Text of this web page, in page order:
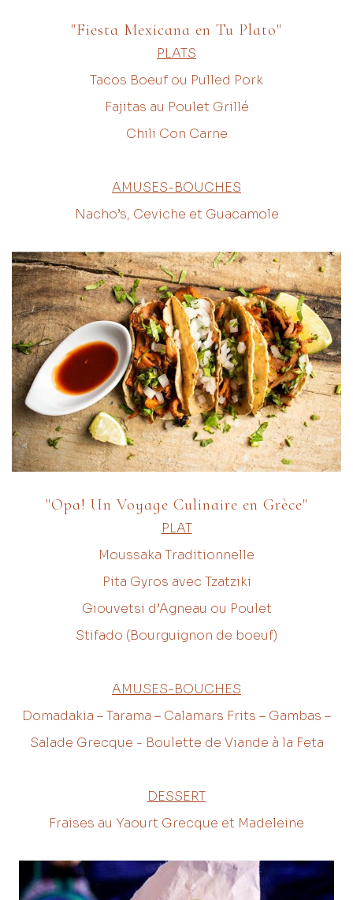
"Fiesta Mexicana en Tu Plato"
PLATS
Tacos Boeuf ou Pulled Pork
Fajitas au Poulet Grillé
Chili Con Carne
AMUSES-BOUCHES
Nacho’s, Ceviche et Guacamole
"Opa! Un Voyage Culinaire en Grèce"
PLAT
Moussaka Traditionnelle
Pita Gyros avec Tzatziki
Giouvetsi d’Agneau ou Poulet
Stifado (Bourguignon de boeuf)
AMUSES-BOUCHES
Domadakia – Tarama – Calamars Frits – Gambas –
Salade Grecque - Boulette de Viande à la Feta
DESSERT
Fraises au Yaourt Grecque et Madeleine